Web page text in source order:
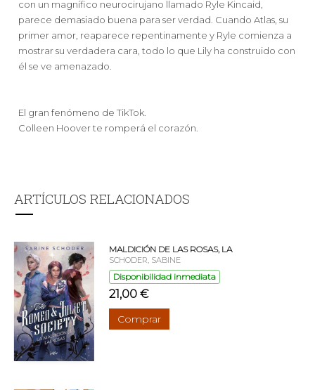
con un magnífico neurocirujano llamado Ryle Kincaid,
parece demasiado buena para ser verdad. Cuando Atlas, su
primer amor, reaparece repentinamente y Ryle comienza a
mostrar su verdadera cara, todo lo que Lily ha construido con
él se ve amenazado.
El gran fenómeno de TikTok.
Colleen Hoover te romperá el corazón.
ARTÍCULOS RELACIONADOS
MALDICIÓN DE LAS ROSAS, LA
SCHODER, SABINE
Disponibilidad inmediata
21,00 €
Comprar